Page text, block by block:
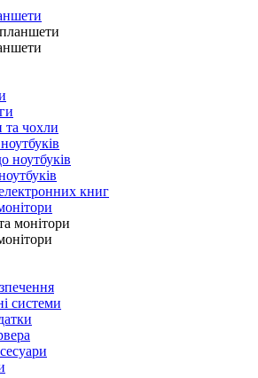
чохли
ноутбуків
книг
монітори
системи